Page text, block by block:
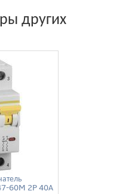
других
60M 2P 40А